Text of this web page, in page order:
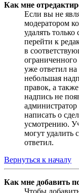
Как мне
Если вы не
модератором
удалять
перейти к
в
ограниченного
уже ответил
небольшая
правок, а
надпись не
написать о
усмотрению.
могут удалить
ответил.
Вернуться к началу
Как мне добавить